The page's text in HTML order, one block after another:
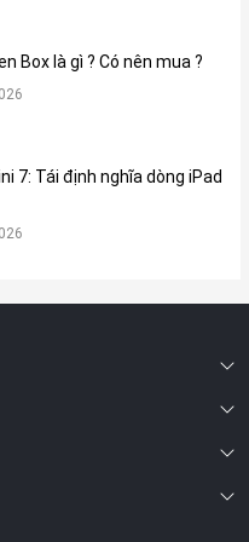
Nhiêu?
mang đến cho khách hàng
Air 2020 Core i tại thời
Box là gì ? Có nên mua ?
7: Tái định nghĩa dòng iPad